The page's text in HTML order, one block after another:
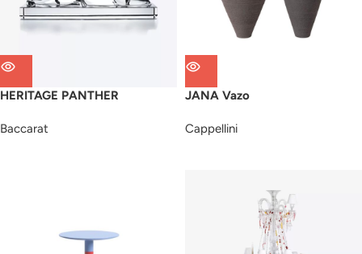
HERITAGE PANTHER
Baccarat
JANA Vazo
Cappellini